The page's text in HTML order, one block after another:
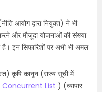
आयोग द्वारा नियुक्त) ने भी
और मौजूदा योजनाओं की संख्या
इन सिफारिशों पर अभी भी अमल
कृषि कानून (राज्य सूची में
Concurrent List ) (व्यापार